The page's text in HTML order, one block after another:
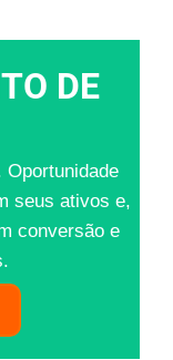
DE
Oportunidade
seus ativos e,
conversão e